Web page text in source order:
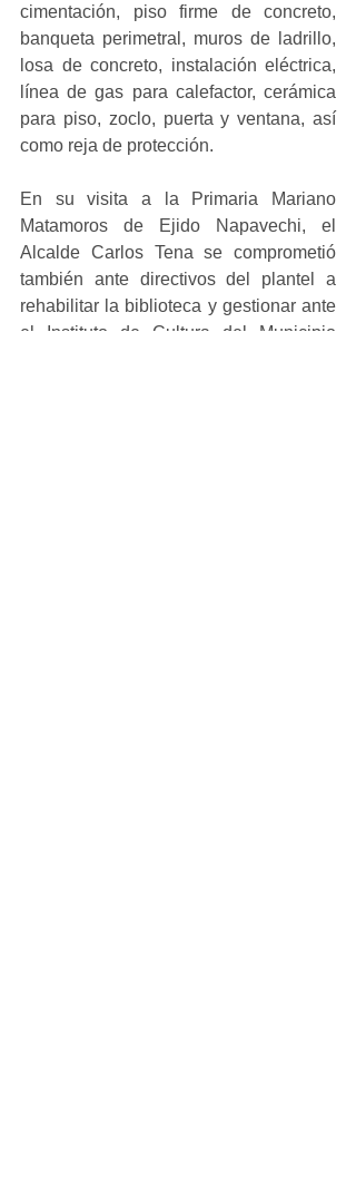
cimentación, piso firme de concreto,
banqueta perimetral, muros de ladrillo,
losa de concreto, instalación eléctrica,
línea de gas para calefactor, cerámica
para piso, zoclo, puerta y ventana, así
como reja de protección.
En su visita a la Primaria Mariano
Matamoros de Ejido Napavechi, el
Alcalde Carlos Tena se comprometió
también ante directivos del plantel a
rehabilitar la biblioteca y gestionar ante
el Instituto de Cultura del Municipio